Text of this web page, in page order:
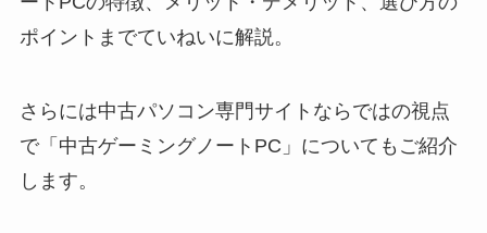
ポイントまでていねいに解説。
さらには中古パソコン専門サイトならではの視点
で「中古ゲーミングノートPC」についてもご紹介
します。